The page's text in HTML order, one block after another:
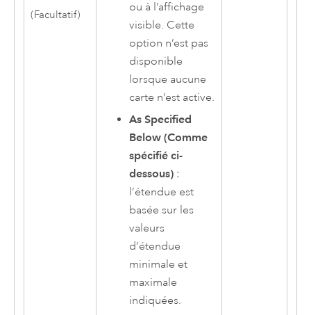
(Facultatif)
ou à l’affichage
visible. Cette
option n’est pas
disponible
lorsque aucune
carte n’est active.
As Specified
Below (Comme
spécifié ci-
dessous) :
l’étendue est
basée sur les
valeurs
d’étendue
minimale et
maximale
indiquées.